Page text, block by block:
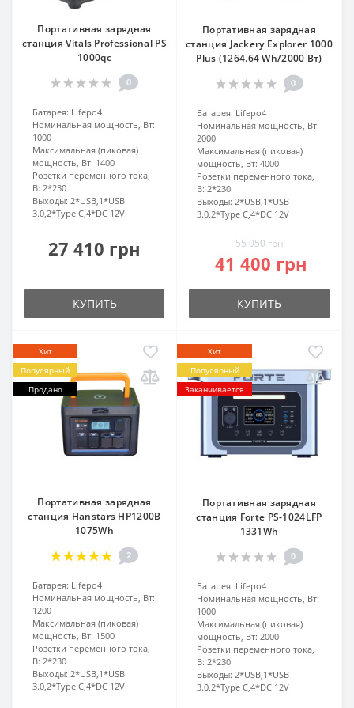
Портативная зарядная
станция Vitals Professional PS
1000qc
0
Батарея: Lifepo4
Номинальная мощность, Вт:
1000
Максимальная (пиковая)
мощность, Вт: 1400
Розетки переменного тока,
В: 2*230
Выходы: 2*USB,1*USB
3.0,2*Type C,4*DC 12V
27 410 грн
КУПИТЬ
Портативная зарядная
станция Jackery Explorer 1000
Plus (1264.64 Wh/2000 Вт)
0
Батарея: Lifepo4
Номинальная мощность, Вт:
2000
Максимальная (пиковая)
мощность, Вт: 4000
Розетки переменного тока,
В: 2*230
Выходы: 2*USB,1*USB
3.0,2*Type C,4*DC 12V
55 050 грн
41 400 грн
КУПИТЬ
Хит
Популярный
Продано
Портативная зарядная
станция Hanstars HP1200B
1075Wh
2
Батарея: Lifepo4
Номинальная мощность, Вт:
1200
Максимальная (пиковая)
мощность, Вт: 1500
Розетки переменного тока,
В: 2*230
Выходы: 2*USB,1*USB
3.0,2*Type C,4*DC 12V
Хит
Популярный
Заканчивается
Портативная зарядная
станция Forte PS-1024LFP
1331Wh
0
Батарея: Lifepo4
Номинальная мощность, Вт:
1000
Максимальная (пиковая)
мощность, Вт: 2000
Розетки переменного тока,
В: 2*230
Выходы: 2*USB,1*USB
3.0,2*Type C,4*DC 12V